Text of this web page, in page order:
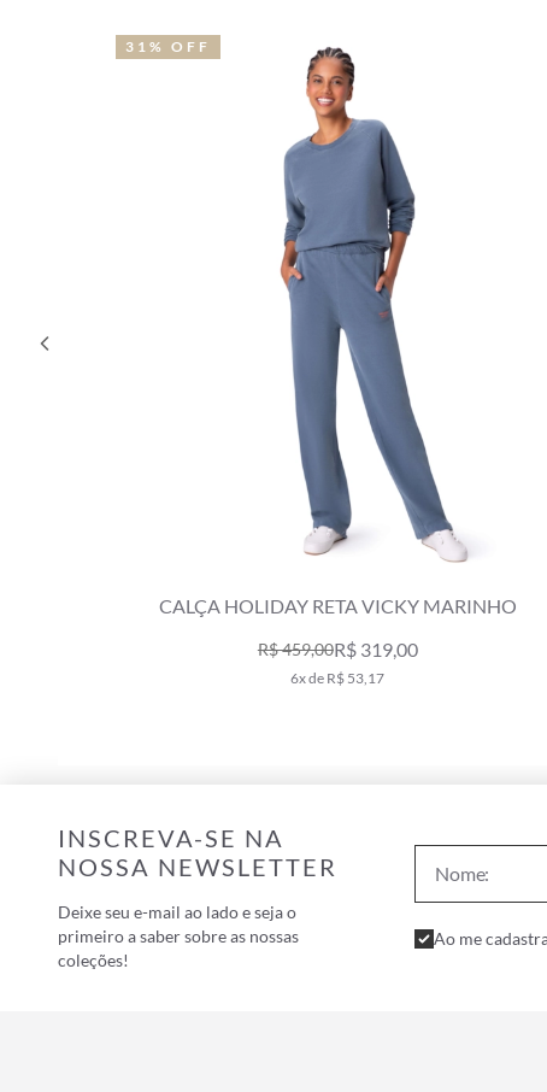
CALÇA HOLIDAY RETA VICKY MARINHO
R$ 459,00R$ 319,00
6x de R$ 53,17
31% OFF
INSCREVA-SE NA
NOSSA NEWSLETTER
Deixe seu e-mail ao lado e seja o
primeiro a saber sobre as nossas
coleções!
Ao me